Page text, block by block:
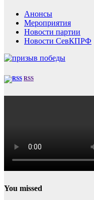
Анонсы
Мероприятия
Новости партии
Новости СевКПРФ
RSS
You missed